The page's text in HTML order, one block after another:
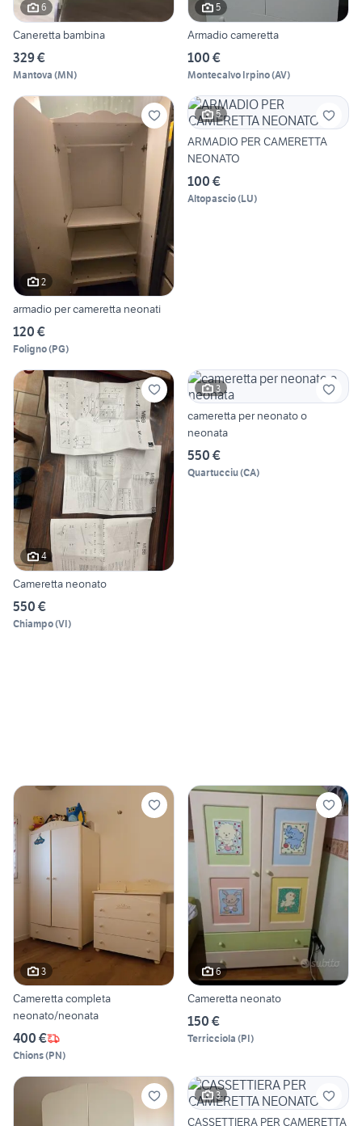
6
Caneretta bambina
329 €
Mantova (MN)
5
Armadio cameretta
100 €
Montecalvo Irpino(AV)
2
armadio per cameretta neonati
120 €
Foligno(PG)
5
ARMADIO PER CAMERETTA
NEONATO
100 €
Altopascio(LU)
4
Cameretta neonato
550 €
Chiampo(VI)
3
cameretta per neonato o
neonata
550 €
Quartucciu(CA)
3
Cameretta completa
neonato/neonata
400 €
Chions(PN)
6
Cameretta neonato
150 €
Terricciola (PI)
3
CASSETTIERA PER CAMERETTA